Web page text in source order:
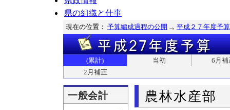
県の組織と仕事
現在の位置： 予算編成過程の公開 平成２７年度予算
(累計) 当初
6月補
2月補正
一般会計 農林水産部